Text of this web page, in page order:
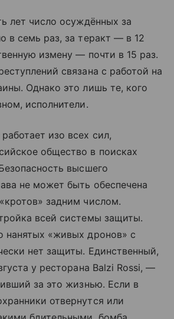
лет число осуждённых за
в семь раз, за теракт — в 12
измену — почти в 15 раз.
связана с работой на
Однако это лишь те, кого
исполнители.
изо всех сил,
общество в поисках
высшего
не может быть обеспечена
задним числом.
всей системы защиты.
нанятых «живых дронов» с
нет защиты. Единственный,
у ресторана Balzi Rossi, —
за это жизнью. Если в
отвернутся или